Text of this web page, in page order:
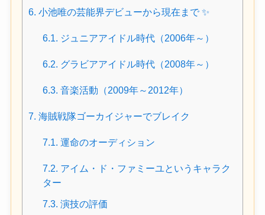
6. 小池唯の芸能界デビューから現在まで ✨
6.1. ジュニアアイドル時代（2006年～）
6.2. グラビアアイドル時代（2008年～）
6.3. 音楽活動（2009年～2012年）
7. 海賊戦隊ゴーカイジャーでブレイク
7.1. 運命のオーディション
7.2. アイム・ド・ファミーユというキャラク
ター
7.3. 演技の評価